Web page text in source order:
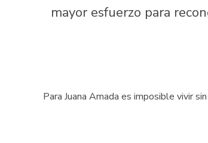
mayor esfuerzo para
Para Juana Amada es imposible vivir